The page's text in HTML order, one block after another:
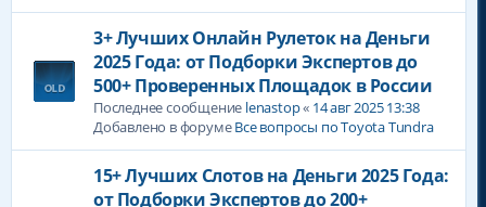
3+ Лучших Онлайн Рулеток на Деньги
2025 Года: от Подборки Экспертов до
500+ Проверенных Площадок в России
Последнее сообщение lenastop« 14 авг 2025 13:38
Добавлено в форумеВсе вопросы по Toyota Tundra
15+ Лучших Слотов на Деньги 2025 Года:
от Подборки Экспертов до 200+